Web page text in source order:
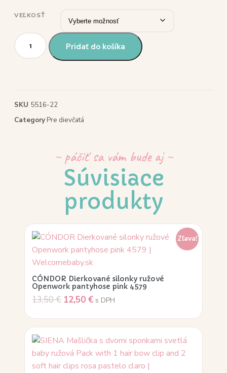
VEĽKOSŤ
Pridať do košíka
SKU 5516-22
CategoryPre dievčatá
~ páčiť sa vám bude aj ~
Súvisiace
produkty
Zľava!
CÓNDOR Dierkované silonky ružové
Openwork pantyhose pink 4579
13,50€ 12,50 € s DPH